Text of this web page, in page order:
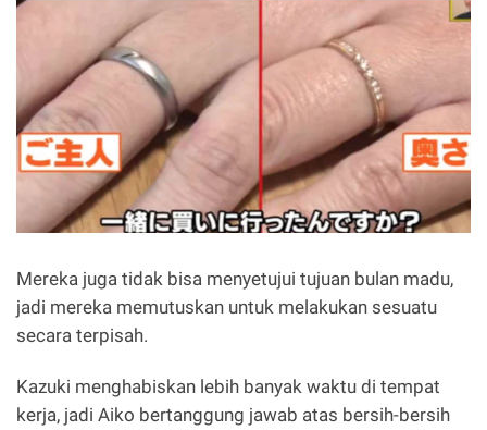
Mereka juga tidak bisa menyetujui tujuan bulan madu,
jadi mereka memutuskan untuk melakukan sesuatu
secara terpisah.
Kazuki menghabiskan lebih banyak waktu di tempat
kerja, jadi Aiko bertanggung jawab atas bersih-bersih